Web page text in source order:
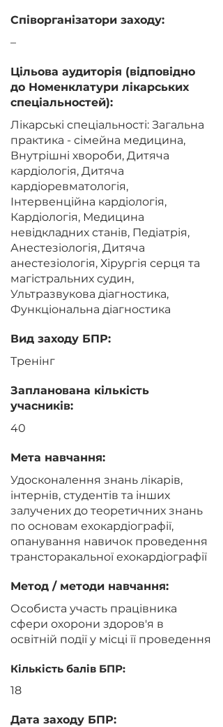
Співорганізатори заходу:
–
Цільова аудиторія (відповідно
до Номенклатури лікарських
спеціальностей):
Лікарські спеціальності: Загальна
практика - сімейна медицина,
Внутрішні хвороби, Дитяча
кардіологія, Дитяча
кардіоревматологія,
Інтервенційна кардіологія,
Кардіологія, Медицина
невідкладних станів, Педіатрія,
Анестезіологія, Дитяча
анестезіологія, Хірургія серця та
магістральних судин,
Ультразвукова діагностика,
Функціональна діагностика
Вид заходу БПР:
Тренінг
Запланована кількість
учасників:
40
Мета навчання:
Удосконалення знань лікарів,
інтернів, студентів та інших
залучених до теоретичних знань
по основам ехокардіографії,
опанування навичок проведення
трансторакальної ехокардіографії
Метод / методи навчання:
Особиста участь працівника
сфери охорони здоров'я в
освітній події у місці її проведення
Кількість балів БПР:
18
Дата заходу БПР: